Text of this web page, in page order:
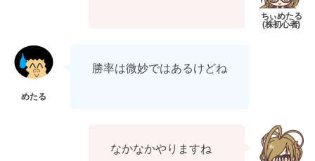
勝率は微妙ではあるけどね
なかなかやりますね